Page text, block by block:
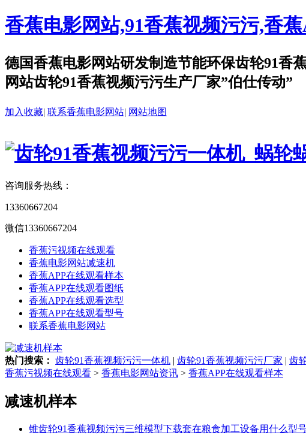
香蕉电影网站,91香蕉视频污污,香
德国香蕉电影网站研发制造节能环保齿轮91香
网站齿轮91香蕉视频污污生产厂家”伯仕传动”
加入收藏| 联系香蕉电影网站| 网站地图
咨询服务热线：
13360667204
微信13360667204
香蕉污视频在线观看
香蕉电影网站减速机
香蕉APP在线观看样本
香蕉APP在线观看图纸
香蕉APP在线观看选型
香蕉APP在线观看型号
联系香蕉电影网站
热门搜索： 齿轮91香蕉视频污污一体机 | 齿轮91香蕉视频污污厂家 | 齿
香蕉污视频在线观看 > 香蕉电影网站资讯 > 香蕉APP在线观看样本
减速机样本
锥齿轮91香蕉视频污污三维模型下载套在粮食加工设备用什么型号